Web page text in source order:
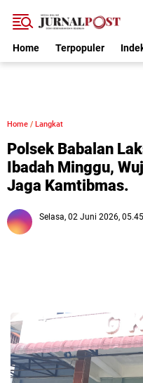
Home Terpopuler
Home / Langkat
Polsek Babalan
Ibadah Minggu,
Jaga Kamtibmas.
Selasa, 02 Juni 2026,